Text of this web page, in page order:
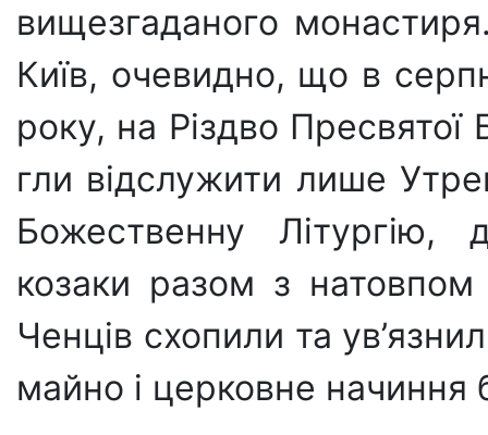
вищезгада­ного
Київ, очевидно, що в
року, на Різдво
гли відслужити лише
Божественну Літургію,
козаки разом з натовпом
Ченців схопили та
майно і церковне на­чиння